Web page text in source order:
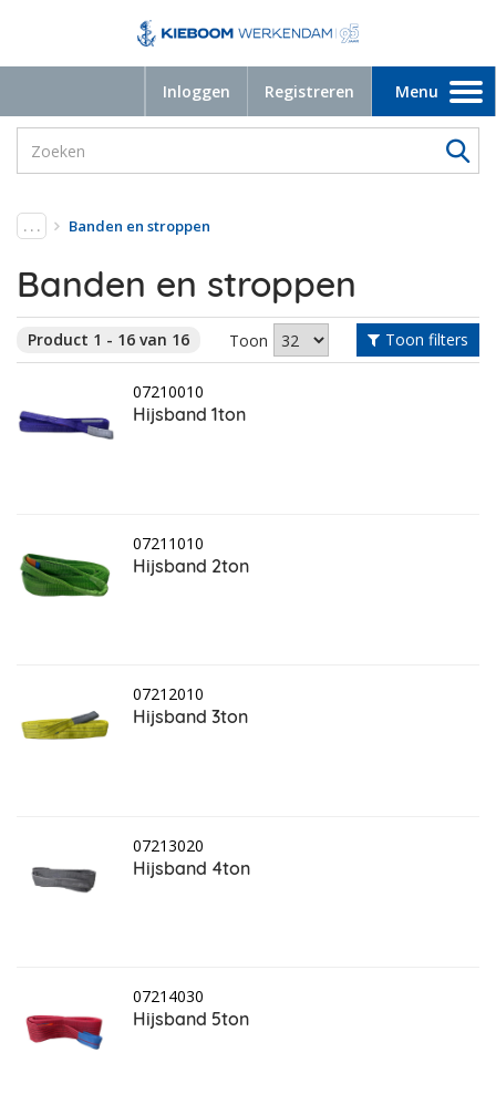
Inloggen Registreren
Toggle
navigation
Menu
. . . Banden en stroppen
Banden en stroppen
Product 1 - 16 van 16 Toon Toon filters
07210010
Hijsband 1ton
07211010
Hijsband 2ton
07212010
Hijsband 3ton
07213020
Hijsband 4ton
07214030
Hijsband 5ton